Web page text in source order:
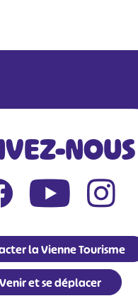
NOUS
la Vienne Tourisme
Venir et se déplacer